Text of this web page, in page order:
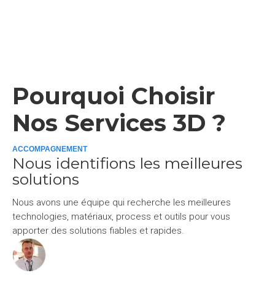
Pourquoi Choisir
Nos Services 3D ?
ACCOMPAGNEMENT
Nous identifions les meilleures
solutions
Nous avons une équipe qui recherche les meilleures
technologies, matériaux, process et outils pour vous
apporter des solutions fiables et rapides.